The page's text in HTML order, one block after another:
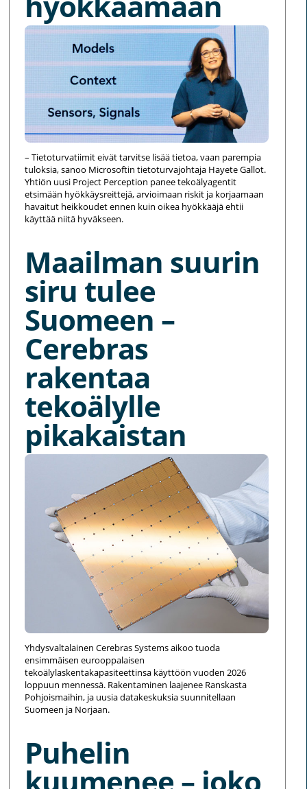
– Tietoturvatiimit eivät tarvitse lisää tietoa, vaan parempia
tuloksia, sanoo Microsoftin tietoturvajohtaja Hayete Gallot.
Yhtiön uusi Project Perception panee tekoälyagentit
etsimään hyökkäysreittejä, arvioimaan riskit ja korjaamaan
havaitut heikkoudet ennen kuin oikea hyökkääjä ehtii
käyttää niitä hyväkseen.
Maailman suurin
siru tulee
Suomeen –
Cerebras
rakentaa
tekoälylle
pikakaistan
Yhdysvaltalainen Cerebras Systems aikoo tuoda
ensimmäisen eurooppalaisen
tekoälylaskentakapasiteettinsa käyttöön vuoden 2026
loppuun mennessä. Rakentaminen laajenee Ranskasta
Pohjoismaihin, ja uusia datakeskuksia suunnitellaan
Suomeen ja Norjaan.
Puhelin
kuumenee – joko